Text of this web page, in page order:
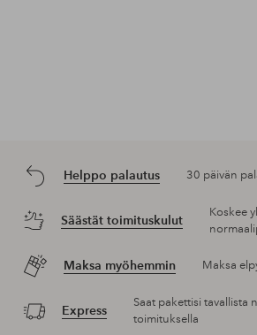
Helppo palautus 30 päivän
Säästät toimituskulut
Koskee
Maksa myöhemmin Maksa
Express
Saat pakettisi tavallista
toimituksella